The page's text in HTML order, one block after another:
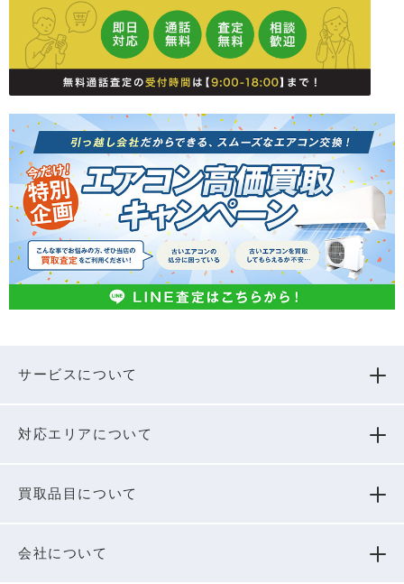
サービスについて
対応エリアについて
買取品⽬について
会社について